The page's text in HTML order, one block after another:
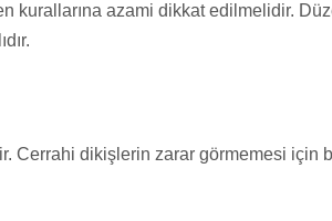
kurallarına azami dikkat edilmelidir.
Cerrahi dikişlerin zarar görmemesi için